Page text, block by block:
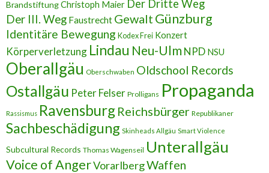
e
BrandstiftungChristoph Maier Der Dritte Weg
Der III. Weg Faustrecht Gewalt Günzburg
Identitäre Bewegung Kodex Frei Konzert
Körperverletzung Lindau Neu-Ulm NPD NSU
Oberallgäu Oberschwaben Oldschool Records
Ostallgäu Peter Felser Prolligans Propaganda
Rassismus Ravensburg Reichsbürger Republikaner
Sachbeschädigung Skinheads Allgäu Smart Violence
Subcultural Records Thomas Wagenseil Unterallgäu
Voice of AngerVorarlbergWaffen